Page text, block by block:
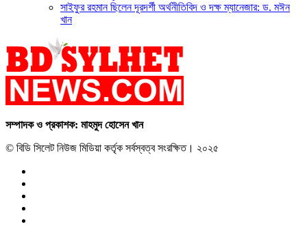
সাইফুর রহমান ছিলেন দূরদর্শী অর্থনীতিবিদ ও দক্ষ ম্যানেজার: ড. মঈন
খান
সম্পাদক ও প্রকাশক: মাহমুদ হোসেন খান
© বিডি সিলেট নিউজ মিডিয়া কর্তৃক সর্বস্বত্ব সংরক্ষিত। ২০২৫